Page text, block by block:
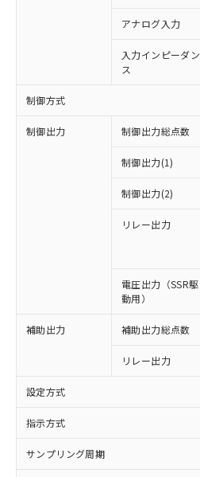
アナログ入力
入力インピーダン
ス
制御方式
制御出力 制御出力総点数
制御出力(1)
制御出力(2)
リレー出力
電圧出力（SSR駆
動用）
補助出力 補助出力総点数
リレー出力
設定方式
指示方式
サンプリング周期